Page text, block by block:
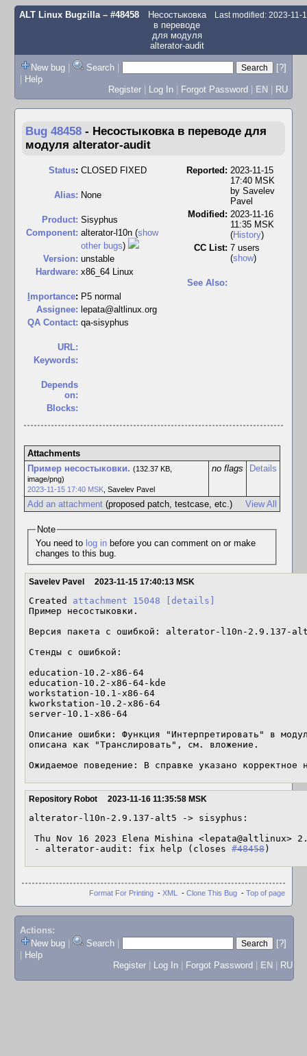
ALT Linux Bugzilla– #48458
Несостыковка
в переводе
для модуля
alterator-audit
Last modified: 2023-11-
New bug | Search |
[?]
| Help
Register | Log In | Forgot Password | EN | RU
Bug 48458 - Несостыковка в переводе для
модуля alterator-audit
Status: CLOSED FIXED
Alias: None
Product: Sisyphus
Component: alterator-l10n (show
other bugs)
Version: unstable
Hardware: x86_64 Linux
mportance: P5 normal
Assignee: lepata@altlinux.org
QA Contact: qa-sisyphus
URL:
Keywords:
Depends
on:
Blocks:
Reported: 2023-11-15
17:40 MSK
by Savelev
Pavel
Modified: 2023-11-16
11:35 MSK
(History)
CC List: 7 users
(show)
See Also:
Attachments
Пример несостыковки. (132.37 KB,
image/png)
2023-11-15 17:40 MSK, Savelev Pavel
no flags Details
View All
Add an attachment(proposed patch, testcase, etc.)
Note
You need to log inbefore you can comment on or make
changes to this bug.
Savelev Pavel 2023-11-15 17:40:13 MSK
Created attachment 15048
[details]
Пример несостыковки.
Версия пакета с ошибкой: alterator-l10n-2.9.137-
Стенды с ошибкой:
education-10.2-x86-64
education-10.2-x86-64-kde
workstation-10.1-x86-64
kworkstation-10.2-x86-64
server-10.1-x86-64
Описание ошибки: Функция "Интерпретировать" в
описана как "Транслировать", см. вложение.
Ожидаемое поведение: В справке указано корректное
Repository Robot 2023-11-16 11:35:58 MSK
alterator-l10n-2.9.137-alt5 -> sisyphus:
- alterator-audit: fix help (closes #48458 )
Format For Printing - XML - Clone This Bug - Top of page
Actions:
New bug
Search
[?]
Help
Register
Log In Forgot Password EN RU